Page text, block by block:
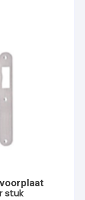
stuk